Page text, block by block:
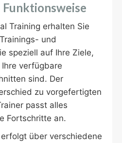
Training erhalten Sie
und
speziell auf Ihre Ziele,
verfügbare
sind. Der
zu vorgefertigten
passt alles
Fortschritte an.
über verschiedene